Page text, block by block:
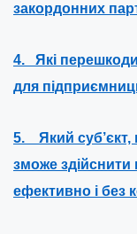
закордонних
4. Які
для
5. Який суб’єкт,
зможе здійснити
ефективно і без